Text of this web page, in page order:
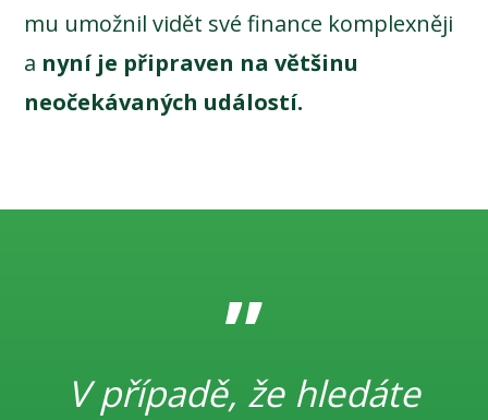
mu umožnil vidět své finance komplexněji
a nyní je připraven na většinu
neočekávaných událostí.
”
V případě, že hledáte